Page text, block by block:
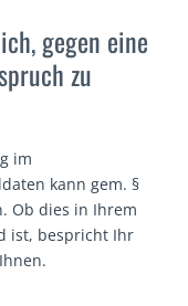
gegen eine
zu
im
kann gem. §
Ob dies in Ihrem
ist, bespricht Ihr